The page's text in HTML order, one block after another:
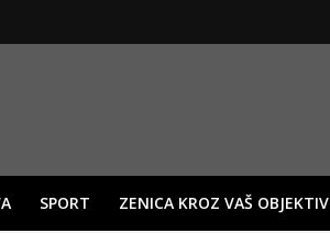
SPORT ZENICA KROZ VAŠ OBJEKTIV